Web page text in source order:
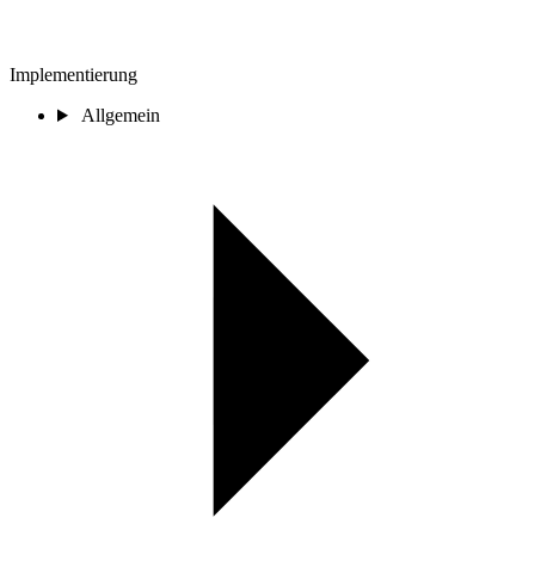
Implementierung
Allgemein